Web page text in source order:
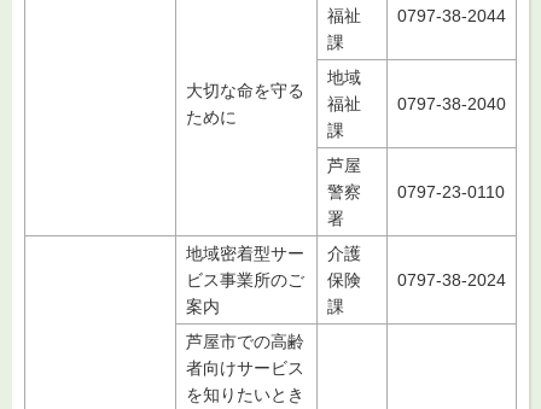
大切な命を守る
ために
福祉
課
0797-38-2044
地域
福祉
課
0797-38-2040
芦屋
警察
署
0797-23-0110
地域密着型サー
ビス事業所のご
案内
介護
保険
課
0797-38-2024
芦屋市での高齢
者向けサービス
を知りたいとき